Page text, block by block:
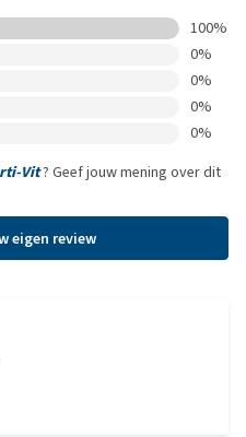
100%
0%
0%
0%
0%
Vit? Geef jouw mening over dit
eigen review